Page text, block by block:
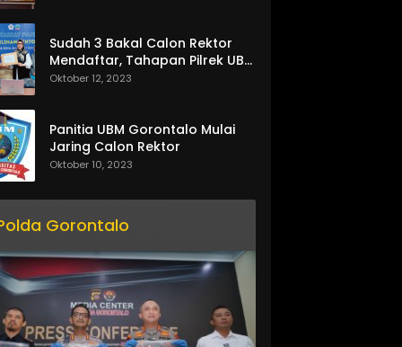
Sudah 3 Bakal Calon Rektor
Mendaftar, Tahapan Pilrek UBM
Gorontalo Makin Seru
Oktober 12, 2023
Panitia UBM Gorontalo Mulai
Jaring Calon Rektor
Oktober 10, 2023
Gorontalo